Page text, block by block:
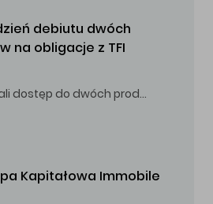
debiutu dwóch
na obligacje z TFI
Inwestorzy zyskali dostęp do dwóch produktów umożliwiających inwestowanie w obligacje skarbowe.
Kapitałowa Immobile